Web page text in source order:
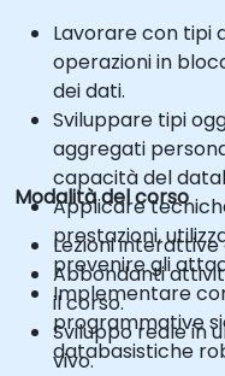
Lavorare con tipi
operazioni in
dei dati.
Sviluppare tipi
aggregati
capacità del
Applicare
prestazioni,
prevenire gli
Implementare
programmative
databasistiche
Modalità del corso
Lezioni
Abbondanti
il corso.
Sviluppo reale in
vivo.